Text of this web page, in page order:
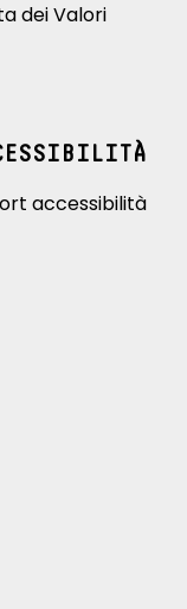
dei Valori
accessibilità